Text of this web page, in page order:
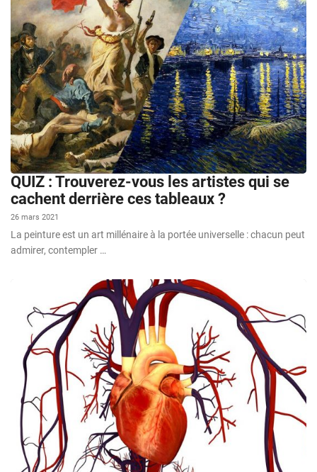
QUIZ : Trouverez-vous les artistes qui se
cachent derrière ces tableaux ?
26 mars 2021
La peinture est un art millénaire à la portée universelle : chacun peut
admirer, contempler …